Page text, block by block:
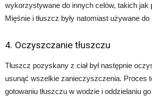
wykorzystywane do innych celów, takich jak
Mięśnie i tłuszcz były natomiast używane do
4. Oczyszczanie tłuszczu
Tłuszcz pozyskany z ciał był następnie
usunąć wszelkie zanieczyszczenia. Proces
gotowaniu tłuszczu w wodzie i oddzielaniu